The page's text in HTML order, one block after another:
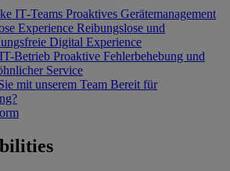
IT‐Teams Proaktives Gerätemanagement
Experience Reibungslose und
Digital Experience
Betrieb Proaktive Fehlerbehebung und
Service
mit unserem Team Bereit für